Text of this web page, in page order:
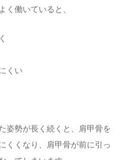
く働いていると、
くい
姿勢が長く続くと、肩甲骨を
くくなり、肩甲骨が前に引っ